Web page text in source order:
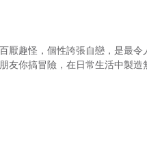
厭趣怪，個性誇張自戀，是最
你搞冒險，在日常生活中製造